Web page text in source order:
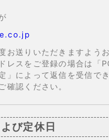
お送りいただきますよう
レスをご登録の場合は「
」によって返信を受信で
確認ください。
び定休日